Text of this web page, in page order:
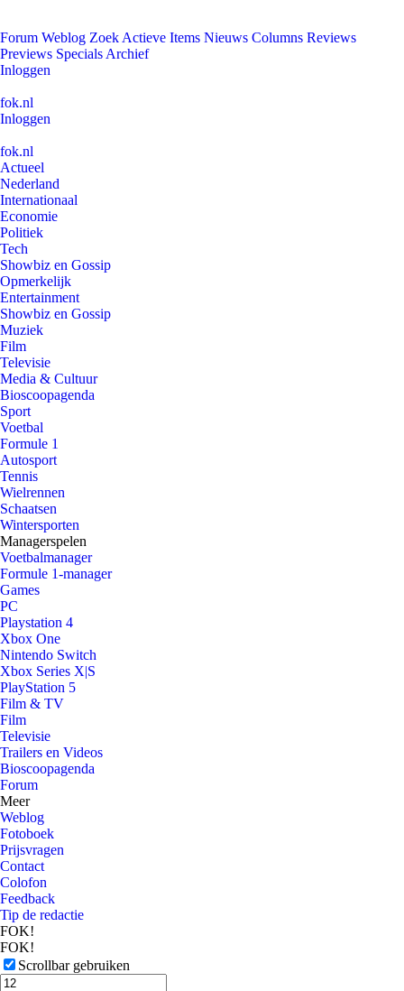
Forum Weblog Zoek Actieve Items Nieuws Columns Reviews
Previews Specials Archief
Inloggen
fok.nl
Inloggen
fok.nl
Actueel
Nederland
Internationaal
Economie
Politiek
Tech
Showbiz en Gossip
Opmerkelijk
Entertainment
Showbiz en Gossip
Muziek
Film
Televisie
Media & Cultuur
Bioscoopagenda
Sport
Voetbal
Formule 1
Autosport
Tennis
Wielrennen
Schaatsen
Wintersporten
Managerspelen
Voetbalmanager
Formule 1-manager
Games
PC
Playstation 4
Xbox One
Nintendo Switch
Xbox Series X|S
PlayStation 5
Film & TV
Film
Televisie
Trailers en Videos
Bioscoopagenda
Forum
Meer
Weblog
Fotoboek
Prijsvragen
Contact
Colofon
Feedback
Tip de redactie
FOK!
FOK!
Scrollbar gebruiken